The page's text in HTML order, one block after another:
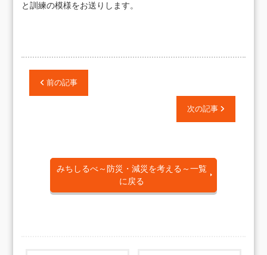
と訓練の模様をお送りします。
前の記事
次の記事
みちしるべ～防災・減災を考える～一覧
に戻る